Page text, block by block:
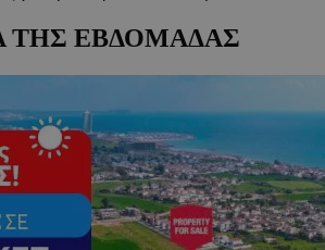
ΤΗΣ ΕΒΔΟΜΑΔΑΣ